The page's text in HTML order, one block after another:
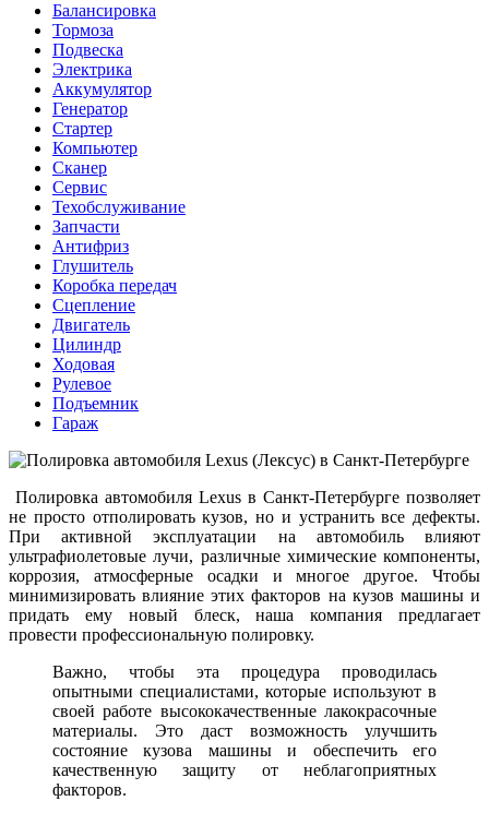
Балансировка
Тормоза
Подвеска
Электрика
Аккумулятор
Генератор
Стартер
Компьютер
Сканер
Сервис
Техобслуживание
Запчасти
Антифриз
Глушитель
Коробка передач
Сцепление
Двигатель
Цилиндр
Ходовая
Рулевое
Подъемник
Гараж
Полировка автомобиля Lexus в Санкт-Петербурге позволяет
не просто отполировать кузов, но и устранить все дефекты.
При активной эксплуатации на автомобиль влияют
ультрафиолетовые лучи, различные химические компоненты,
коррозия, атмосферные осадки и многое другое. Чтобы
минимизировать влияние этих факторов на кузов машины и
придать ему новый блеск, наша компания предлагает
провести профессиональную полировку.
Важно, чтобы эта процедура проводилась
опытными специалистами, которые используют в
своей работе высококачественные лакокрасочные
материалы. Это даст возможность улучшить
состояние кузова машины и обеспечить его
качественную защиту от неблагоприятных
факторов.